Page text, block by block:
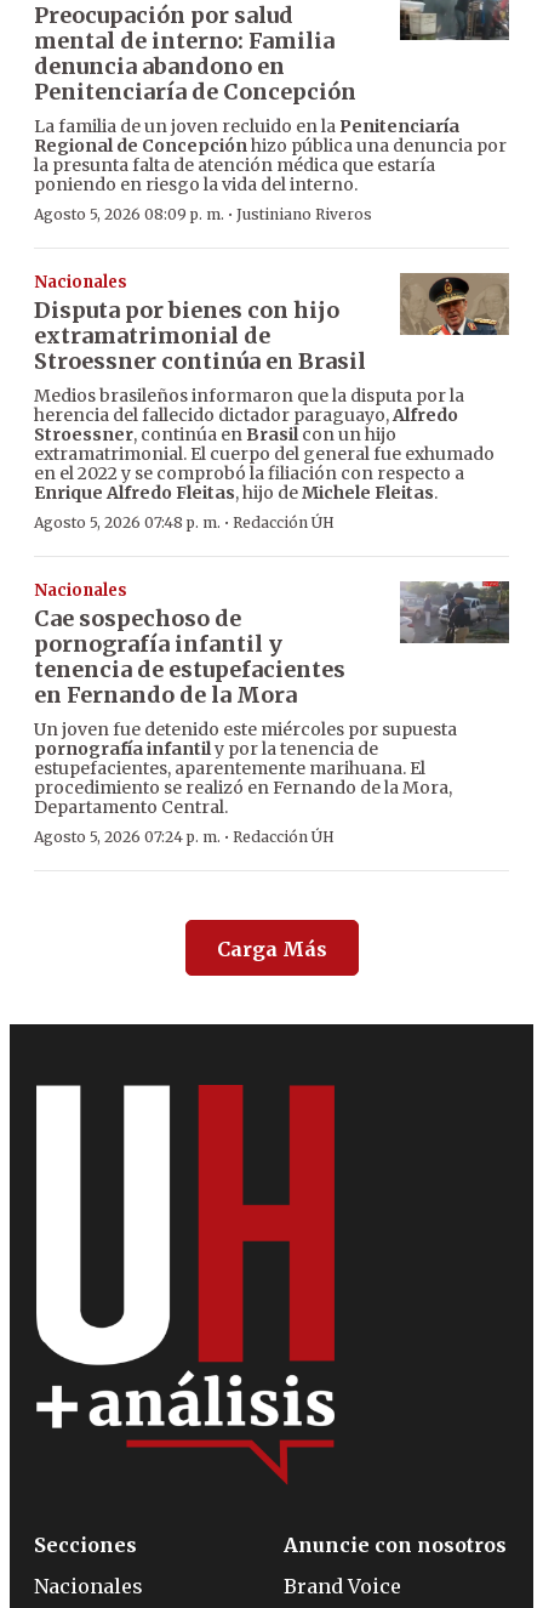
Preocupación por salud
mental de interno: Familia
denuncia abandono en
Penitenciaría de Concepción
La familia de un joven recluido en la Penitenciaría
Regional de Concepciónhizo pública una denuncia por
la presunta falta de atención médica que estaría
poniendo en riesgo la vida del interno.
Agosto 5, 2026 08:09 p. m. · Justiniano Riveros
Nacionales
Disputa por bienes con hijo
extramatrimonial de
Stroessner continúa en Brasil
Medios brasileños informaron que la disputa por la
herencia del fallecido dictador paraguayo,Alfredo
Stroessner, continúa en Brasilcon un hijo
extramatrimonial. El cuerpo del general fue exhumado
en el 2022 y se comprobó la filiación con respecto a
Enrique Alfredo Fleitas, hijo deMichele Fleitas.
Agosto 5, 2026 07:48 p. m. · Redacción ÚH
Nacionales
Cae sospechoso de
pornografía infantil y
tenencia de estupefacientes
en Fernando de la Mora
Un joven fue detenido este miércoles por supuesta
pornografía infantily por la tenencia de
estupefacientes, aparentemente marihuana. El
procedimiento se realizó en Fernando de la Mora,
Departamento Central.
Agosto 5, 2026 07:24 p. m. · Redacción ÚH
Carga Más
Secciones
Nacionales
Anuncie con nosotros
Brand Voice